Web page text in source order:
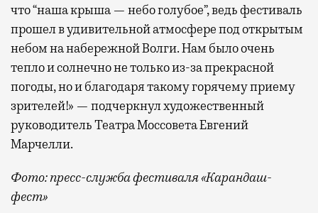
что “наша крыша — небо голубое”, ведь фестиваль
прошел в удивительной атмосфере под открытым
небом на набережной Волги. Нам было очень
тепло и солнечно не только из-за прекрасной
погоды, но и благодаря такому горячему приему
зрителей!» — подчеркнул художественный
руководитель Театра Моссовета Евгений
Марчелли.
Фото: пресс-служба фестиваля «Карандаш-
фест»